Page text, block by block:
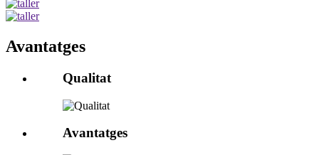
Avantatges
Qualitat
Avantatges